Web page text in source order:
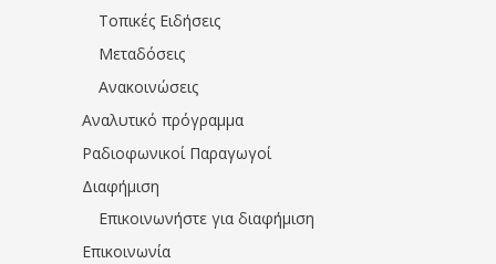
Τοπικές Ειδήσεις
Μεταδόσεις
Ανακοινώσεις
Αναλυτικό πρόγραμμα
Ραδιοφωνικοί Παραγωγοί
Διαφήμιση
Επικοινωνήστε για διαφήμιση
Επικοινωνία